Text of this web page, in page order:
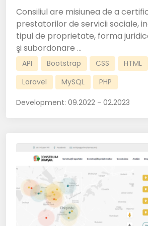
Consiliul are misiunea de a
prestatorilor de servicii sociale,
tipul de proprietate, forma
şi subordonare ...
API Bootstrap CSS HTML
Laravel
MySQL PHP
Development: 09.2022 - 02.2023